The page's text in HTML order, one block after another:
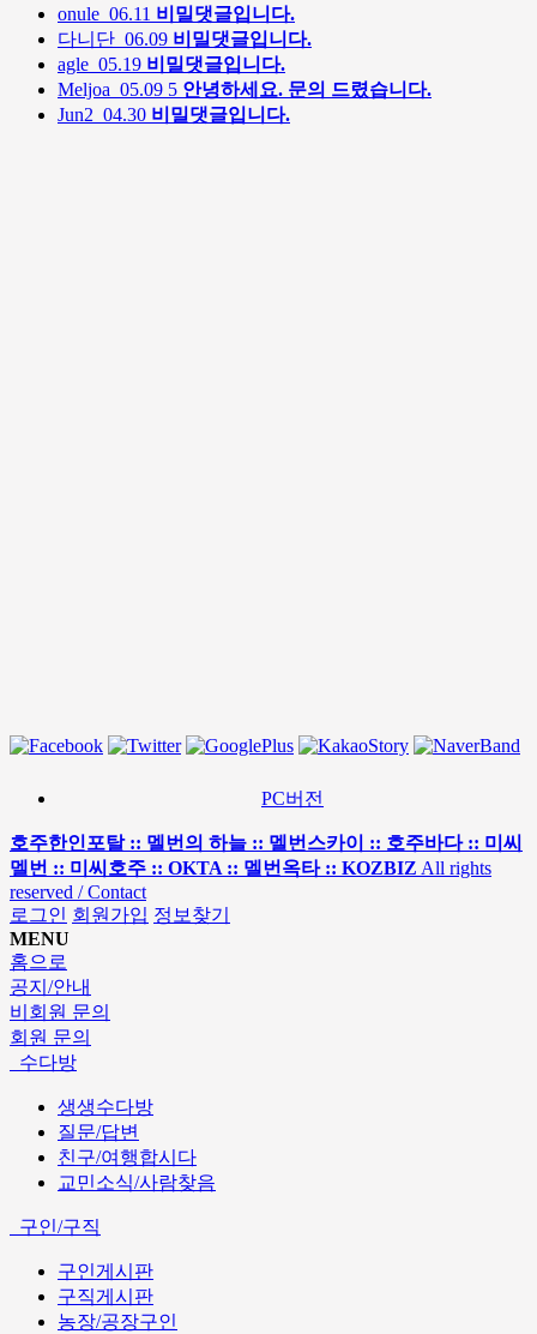
onule 06.11 비밀댓글입니다.
다니단 06.09 비밀댓글입니다.
agle 05.19 비밀댓글입니다.
Meljoa 05.09 5 안녕하세요. 문의 드렸습니다.
Jun2 04.30 비밀댓글입니다.
PC버전
호주한인포탈 :: 멜번의 하늘 :: 멜번스카이 :: 호주바다 :: 미씨
멜번 :: 미씨호주 :: OKTA :: 멜번옥타 :: KOZBIZ All rights
reserved / Contact
로그인 회원가입 정보찾기
MENU
홈으로
공지/안내
비회원 문의
회원 문의
수다방
생생수다방
질문/답변
친구/여행합시다
교민소식/사람찾음
구인/구직
구인게시판
구직게시판
농장/공장구인